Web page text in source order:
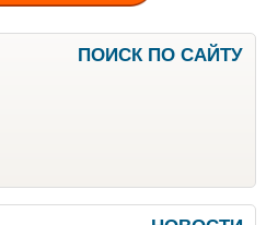
ПОИСК ПО САЙТУ